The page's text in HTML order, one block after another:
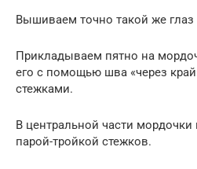
Вышиваем точно такой же глаз
Прикладываем пятно на
его с помощью шва «через
стежками.
В центральной части
парой-тройкой стежков.